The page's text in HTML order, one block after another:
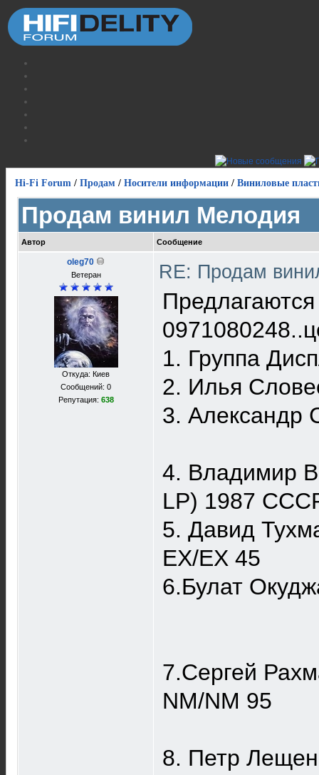
Hi-Fi Forum / Продам / Носители информации / Виниловые
Продам винил Мелодия
Автор Сообщение
oleg70
Ветеран
Откуда: Киев
Сообщений: 0
Репутация: 638
RE: Продам
1. Группа
2. Илья
3. Александр
4. Владимир
LP) 1987
5. Давид
EX/EX 45
6.Булат
7.Сергей
NM/NM 95
8. Петр